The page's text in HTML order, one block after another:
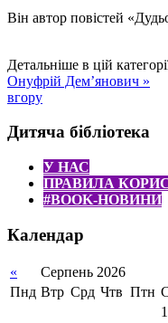
Він автор повістей
Детальніше в цій
Онуфрій Дем’янович »
вгору
Дитяча бібліотека
У НАС
ПРАВИЛА
#BOOK-НОВИНИ
Календар
« Серпень 2026
Пнд Втр Срд Чтв Птн
1